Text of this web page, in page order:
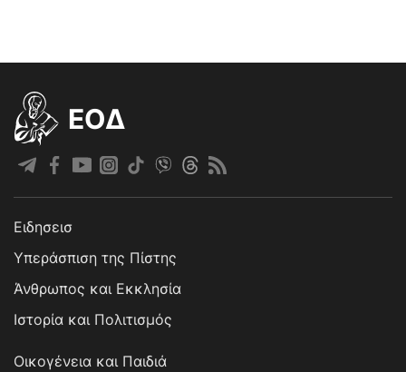
EOΔ
Ειδησεισ
Υπεράσπιση της Πίστης
Άνθρωπος και Εκκλησία
Ιστορία και Πολιτισμός
Οικογένεια και Παιδιά